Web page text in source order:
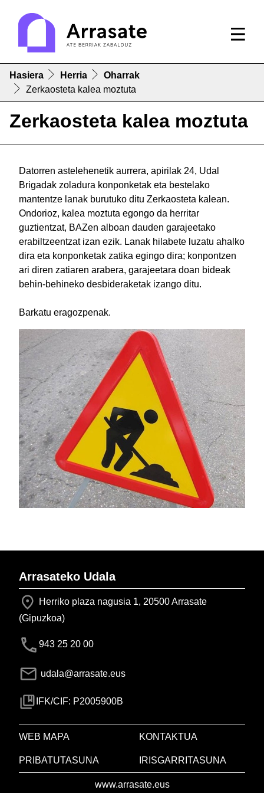
Hasiera Herria
Oharrak
Zerkaosteta kalea moztuta
Zerkaosteta kalea moztuta
Datorren astelehenetik aurrera, apirilak 24, Udal
Brigadak zoladura konponketak eta bestelako
mantentze lanak burutuko ditu Zerkaosteta kalean.
Ondorioz, kalea moztuta egongo da herritar
guztientzat, BAZen alboan dauden garajeetako
erabiltzeentzat izan ezik. Lanak hilabete luzatu ahalko
dira eta konponketak zatika egingo dira; konpontzen
ari diren zatiaren arabera, garajeetara doan bideak
behin-behineko desbideraketak izango ditu.
Barkatu eragozpenak.
Arrasateko Udala
Herriko plaza nagusia 1, 20500 Arrasate
(Gipuzkoa)
943 25 20 00
udala@arrasate.eus
IFK/CIF: P2005900B
WEB MAPA KONTAKTUA
PRIBATUTASUNA IRISGARRITASUNA
www.arrasate.eus